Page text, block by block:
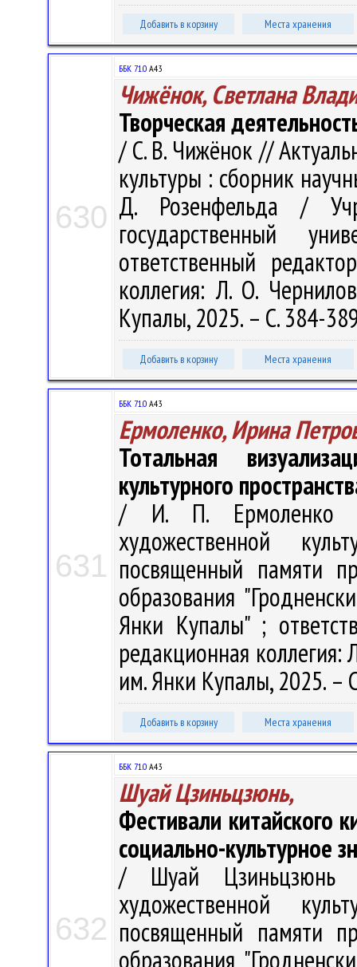
Добавить в корзину Места хранения
630
ББК 71.0 А43
Чижёнок, Светлана
Творческая
/ С. В. Чижёнок //
культуры : сборник
Д. Розенфельда /
государственный
ответственный
коллегия: Л. О.
Купалы, 2025. – С. 384-
Добавить в корзину Места хранения
631
ББК 71.0 А43
Ермоленко, Ирина
Тотальная
культурного
/ И. П. Ермоленко //
художественной
посвященный памяти
образования
Янки Купалы" ;
редакционная коллегия:
им. Янки Купалы, 2025. –
Добавить в корзину Места хранения
632
ББК 71.0 А43
Шуай Цзиньцзюнь,
Фестивали китайского
социально-культурное
/ Шуай Цзиньцзюнь
художественной
посвященный памяти
образования